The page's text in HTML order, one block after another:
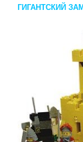
ГИГАНТСКИЙ